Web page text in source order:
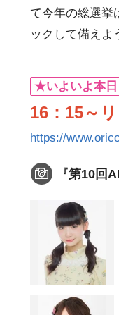
て今年の総選挙
ックして備えよ
★いよいよ本
16：15～
https://
『第10回